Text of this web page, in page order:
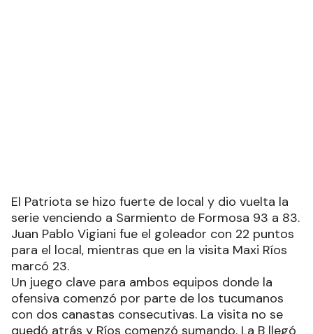
El Patriota se hizo fuerte de local y dio vuelta la
serie venciendo a Sarmiento de Formosa 93 a 83.
Juan Pablo Vigiani fue el goleador con 22 puntos
para el local, mientras que en la visita Maxi Ríos
marcó 23.